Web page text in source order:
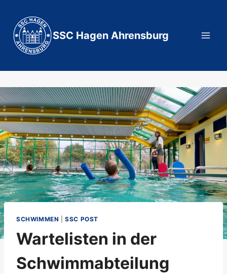
Inhalt
springen
SSC Hagen Ahrensburg
SCHWIMMEN |SSC POST
Wartelisten in der
Schwimmabteilung